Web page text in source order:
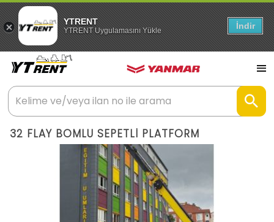
YTRENT
YTRENT Uygulamasını Yükle İndir
32 FLAY BOMLU SEPETLİ PLATFORM